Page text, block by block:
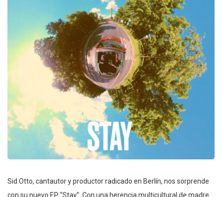
Sid Otto, cantautor y productor radicado en Berlín, nos sorprende
con su nuevo EP “Stay”. Con una herencia multicultural de madre